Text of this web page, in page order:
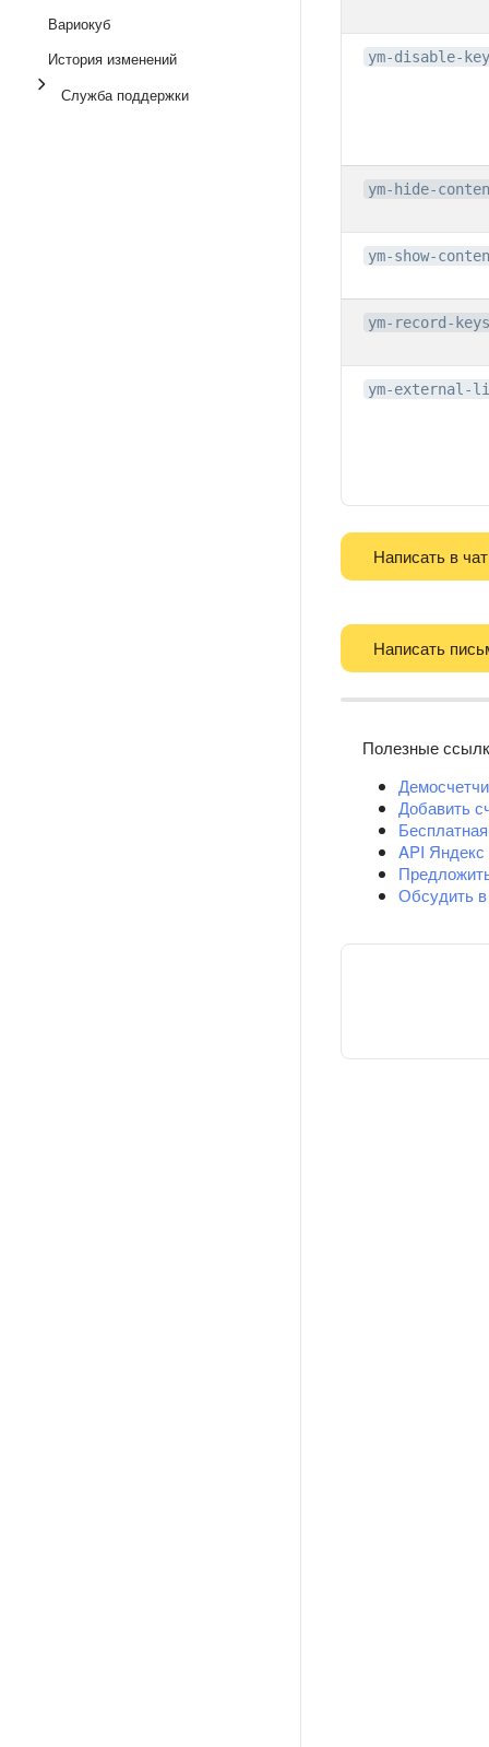
Вариокуб
История изменений
Служба поддержки
ym-disable-
ym-hide-
ym-show-
ym-record-keys
ym-external-
Написать в чат
Написать
Полезные
Добавить
API
Обсудить